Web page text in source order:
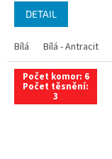
DETAIL
Bílá Bílá - Antracit
Počet komor: 6
Počet těsnění:
3